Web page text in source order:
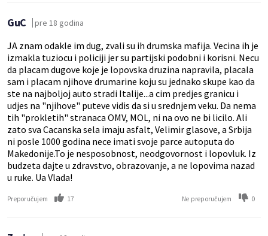
GuC pre 18 godina
JA znam odakle im dug, zvali su ih drumska mafija. Vecina ih je
izmakla tuziocu i policiji jer su partijski podobni i korisni. Necu
da placam dugove koje je lopovska druzina napravila, placala
sam i placam njihove drumarine koju su jednako skupe kao da
ste na najboljoj auto stradi Italije...a cim predjes granicu i
udjes na "njihove" puteve vidis da si u srednjem veku. Da nema
tih "prokletih" stranaca OMV, MOL, ni na ovo ne bi licilo. Ali
zato sva Cacanska sela imaju asfalt, Velimir glasove, a Srbija
ni posle 1000 godina nece imati svoje parce autoputa do
Makedonije.To je nesposobnost, neodgovornost i lopovluk. Iz
budzeta dajte u zdravstvo, obrazovanje, a ne lopovima nazad
u ruke. Ua Vlada!
Preporučujem 17 Ne preporučujem 0